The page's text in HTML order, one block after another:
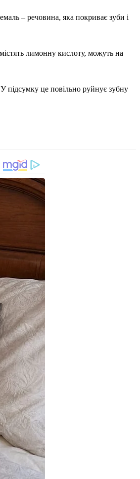
– речовина, яка покриває зуби і
лимонну кислоту, можуть на
підсумку це повільно руйнує зубну